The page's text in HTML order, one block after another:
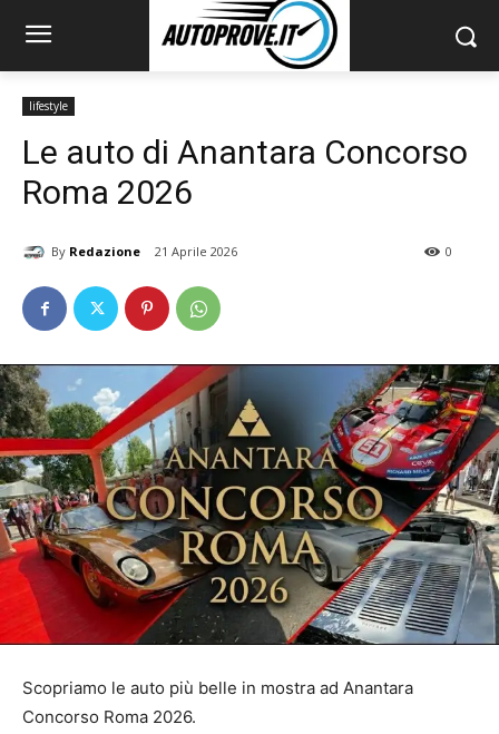
lifestyle
Le auto di Anantara Concorso
Roma 2026
By Redazione 21 Aprile 2026 0
Scopriamo le auto più belle in mostra ad Anantara
Concorso Roma 2026.